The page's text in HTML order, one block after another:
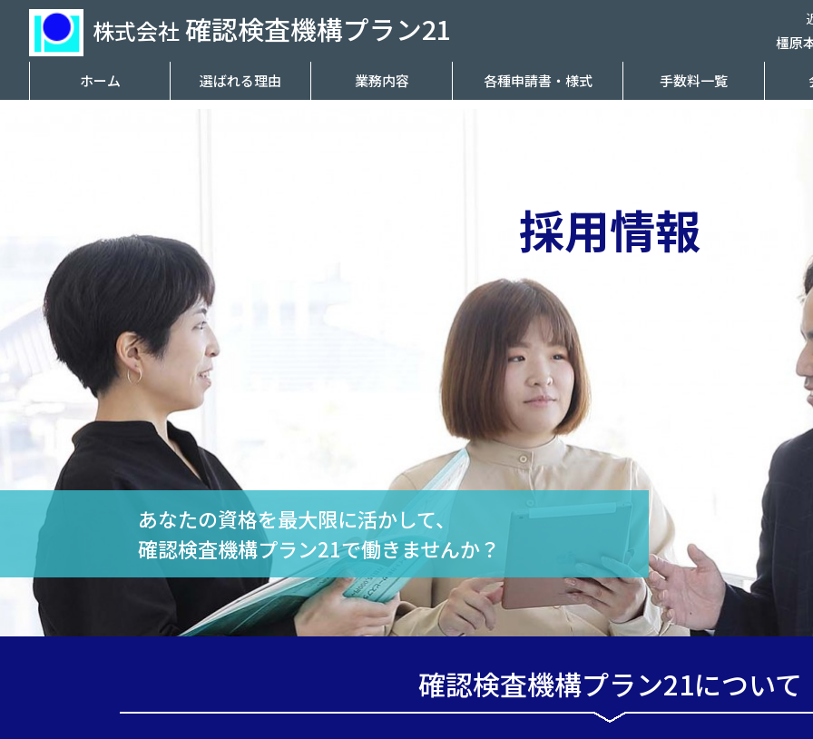
株式会社確認検査機構プラン21
橿原
ホーム
選ばれる理由 業務内容 各種申請書・様式 手数料一覧
採用情報
あなたの資格を最大限に活かして、
確認検査機構プラン21で働きませんか？
確認検査機構プラン21について